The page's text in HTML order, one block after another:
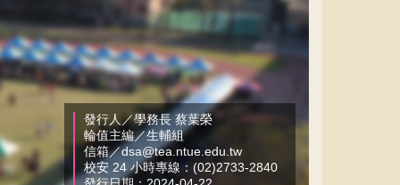
發行人／學務長 蔡葉榮
輪值主編／生輔組
信箱／dsa@tea.ntue.edu.tw
校安 24 小時專線：(02)2733-2840